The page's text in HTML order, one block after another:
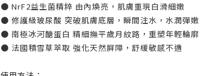
● NrF2益生菌精粹 由內煥亮，肌膚重現白滑細嫩
● 修護級玻尿酸 突破肌膚底層，瞬間注水，水潤彈嫩
● 南極冰河醣蛋白 精細撫平歲月紋路，重塑年輕輪廓
● 法國積雪草萃取 強化天然屏障，舒緩敏感不適